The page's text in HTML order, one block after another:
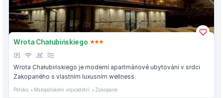
Wrota Chałubińskiego
Wrota Chałubińskiego je moderní apartmánové ubytování v srdci
Zakopaného s vlastním luxusním wellness.
Polsko Malopolském vojvodství Zakopane